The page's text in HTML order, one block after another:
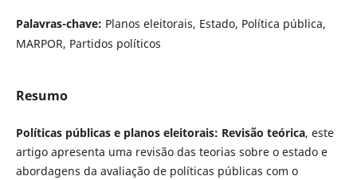
Palavras-chave: Planos eleitorais, Estado, Política pública,
MARPOR, Partidos políticos
Resumo
Políticas públicas e planos eleitorais: Revisão teórica, este
artigo apresenta uma revisão das teorias sobre o estado e
abordagens da avaliação de políticas públicas com o